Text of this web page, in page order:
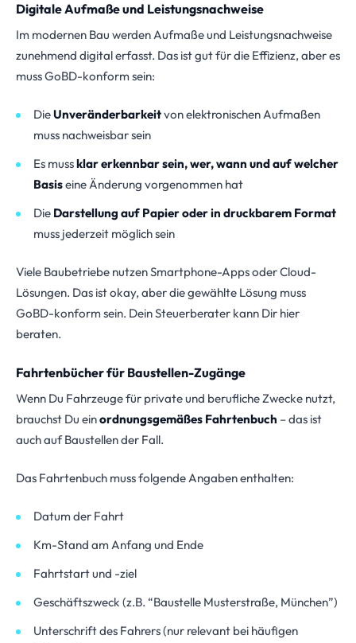
Digitale Aufmaße und Leistungsnachweise
Im modernen Bau werden Aufmaße und Leistungsnachweise
zunehmend digital erfasst. Das ist gut für die Effizienz, aber es
muss GoBD-konform sein:
DieUnveränderbarkeitvon elektronischen Aufmaßen
muss nachweisbar sein
Es mussklar erkennbar sein, wer, wann und auf welcher
Basiseine Änderung vorgenommen hat
Die Darstellung auf Papier oder in druckbarem Format
muss jederzeit möglich sein
Viele Baubetriebe nutzen Smartphone-Apps oder Cloud-
Lösungen. Das ist okay, aber die gewählte Lösung muss
GoBD-konform sein. Dein Steuerberater kann Dir hier
beraten.
Fahrtenbücher für Baustellen-Zugänge
Wenn Du Fahrzeuge für private und berufliche Zwecke nutzt,
brauchst Du einordnungsgemäßes Fahrtenbuch – das ist
auch auf Baustellen der Fall.
Das Fahrtenbuch muss folgende Angaben enthalten:
Datum der Fahrt
Km-Stand am Anfang und Ende
Fahrtstart und -ziel
Geschäftszweck (z.B. “Baustelle Musterstraße, München”)
Unterschrift des Fahrers (nur relevant bei häufigen